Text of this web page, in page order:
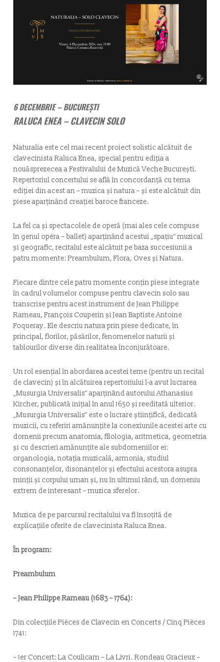
6 DECEMBRIE – BUCUREȘTI
RALUCA ENEA – CLAVECIN SOLO
Naturalia este cel mai recent proiect solistic alcătuit de
clavecinista Raluca Enea, special pentru ediția a
nouăsprezecea a Festivalului de Muzică Veche București.
Repertoriul concertului se află în concordanță cu tema
ediției din acest an – muzica și natura – și este alcătuit din
piese aparținând creației baroce franceze.
La fel ca și spectacolele de operă (mai ales cele compuse
în genul opéra – ballet) aparținând acestui „spațiu” muzical
și geografic, recitalul este alcătuit pe baza succesiunii a
patru momente: Preambulum, Flora, Oves și Natura.
Fiecare dintre cele patru momente conțin piese integrate
în cadrul volumelor compuse pentru clavecin solo sau
transcrise pentru acest instrument de Jean Philippe
Rameau, François Couperin și Jean Baptiste Antoine
Foqueray. Ele descriu natura prin piese dedicate, în
principal, florilor, păsărilor, fenomenelor naturii și
tablourilor diverse din realitatea înconjurătoare.
Un rol esențial în abordarea acestei teme (pentru un recital
de clavecin) și în alcătuirea repertoriului l-a avut lucrarea
„Musurgia Universalis” aparținând autorului Athanasius
Kircher, publicată inițial în anul 1650 și reeditată ulterior.
„Musurgia Universalis” este o lucrare științifică, dedicată
muzicii, cu referiri amănunțite la conexiunile acestei arte cu
domenii precum anatomia, filologia, aritmetica, geometria
și cu descrieri amănunțite ale subdomeniilor ei:
organologia, notația muzicală, armonia, studiul
consonanțelor, disonanțelor și efectului acestora asupra
minții și corpului uman și, nu în ultimul rând, un domeniu
extrem de interesant – muzica sferelor.
Muzica de pe parcursul recitalului va fi însoțită de
explicațiile oferite de clavecinista Raluca Enea.
În program:
Preambulum
– Jean Philippe Rameau (1683 – 1764):
Din colecțiile Pièces de Clavecin en Concerts / Cinq Pièces
1741:
– 1er Concert: La Coulicam – La Livri. Rondeau Gracieux –